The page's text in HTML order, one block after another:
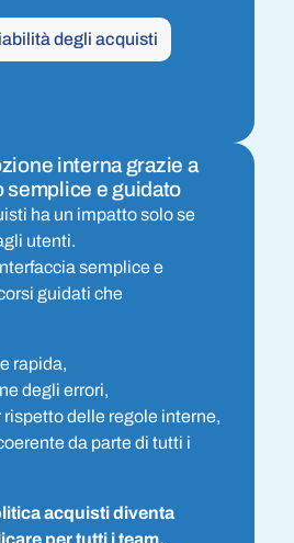
degli acquisti
interna grazie a
semplice e guidato
ha un impatto solo se
utenti.
semplice e
guidati che
rapida,
degli errori,
rispetto delle regole interne,
da parte di tutti i
acquisti diventa